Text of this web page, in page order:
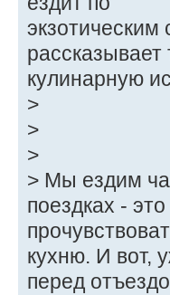
рассказывает
кулинарную
>
>
>
> Мы ездим
поездках - это
кухню. И вот,
перед